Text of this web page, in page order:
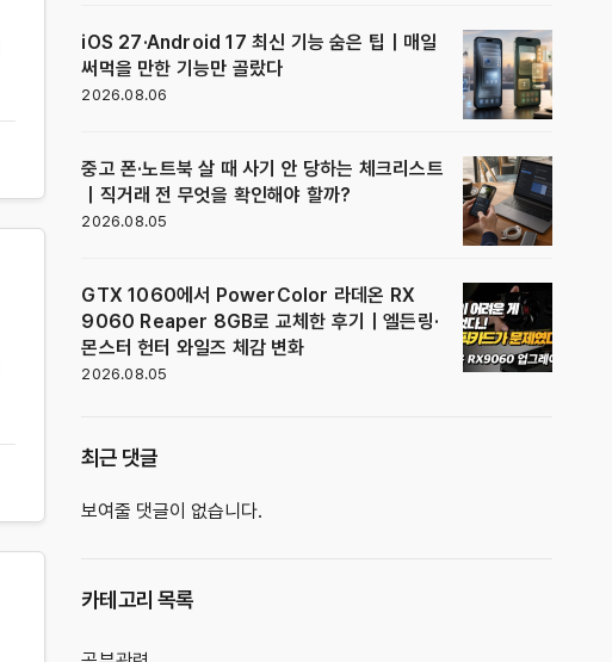
iOS 27·Android 17 최신 기능 숨은 팁｜매일
써먹을 만한 기능만 골랐다
2026.08.06
중고 폰·노트북 살 때 사기 안 당하는 체크리스트
｜직거래 전 무엇을 확인해야 할까?
2026.08.05
GTX 1060에서 PowerColor 라데온 RX
9060 Reaper 8GB로 교체한 후기｜엘든링·
몬스터 헌터 와일즈 체감 변화
2026.08.05
최근 댓글
보여줄 댓글이 없습니다.
카테고리 목록